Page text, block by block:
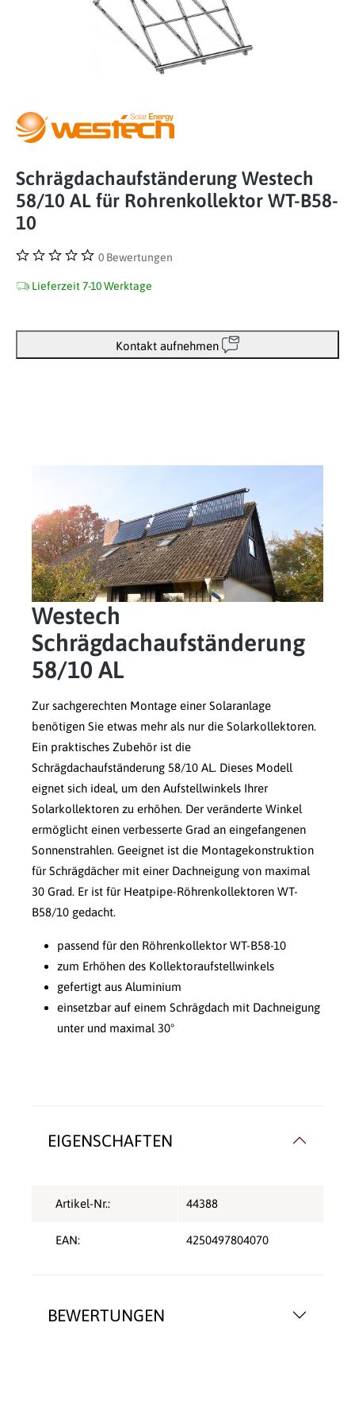
Schrägdachaufständerung Westech
58/10 AL für Rohrenkollektor WT-B58-
10
0 Bewertungen
Lieferzeit 7-10 Werktage
Kontakt aufnehmen
Westech
Schrägdachaufständerung
58/10 AL
Zur sachgerechten Montage einer Solaranlage
benötigen Sie etwas mehr als nur die Solarkollektoren.
Ein praktisches Zubehör ist die
Schrägdachaufständerung 58/10 AL. Dieses Modell
eignet sich ideal, um den Aufstellwinkels Ihrer
Solarkollektoren zu erhöhen. Der veränderte Winkel
ermöglicht einen verbesserte Grad an eingefangenen
Sonnenstrahlen. Geeignet ist die Montagekonstruktion
für Schrägdächer mit einer Dachneigung von maximal
30 Grad. Er ist für Heatpipe-Röhrenkollektoren WT-
B58/10 gedacht.
passend für den Röhrenkollektor WT-B58-10
zum Erhöhen des Kollektoraufstellwinkels
gefertigt aus Aluminium
einsetzbar auf einem Schrägdach mit Dachneigung
unter und maximal 30°
BEWERTUNGEN
EIGENSCHAFTEN
Artikel-Nr.: 44388
EAN: 4250497804070